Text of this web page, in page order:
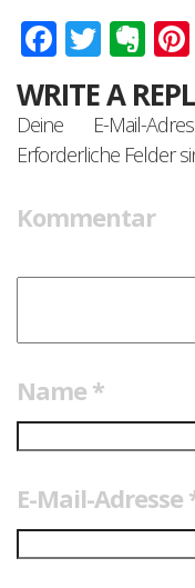
WRITE A
Deine E-Mail-
Erforderliche Felder
Kommentar
Name *
E-Mail-Adresse